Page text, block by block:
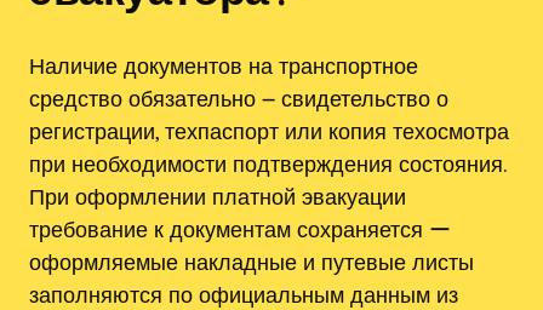
Наличие документов на транспортное
средство обязательно ౼ свидетельство о
регистрации, техпаспорт или копия техосмотра
при необходимости подтверждения состояния.
При оформлении платной эвакуации
требование к документам сохраняется ー
оформляемые накладные и путевые листы
заполняются по официальным данным из